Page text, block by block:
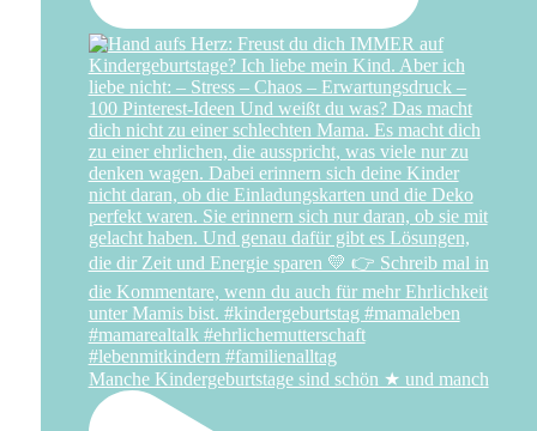
Manche Kindergeburtstage sind schön ★ und manch